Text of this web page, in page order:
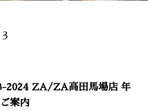
ニュース＆記事
SHOPLIST
店舗一覧
2024 ZA/ZA高田馬場店 年
案内